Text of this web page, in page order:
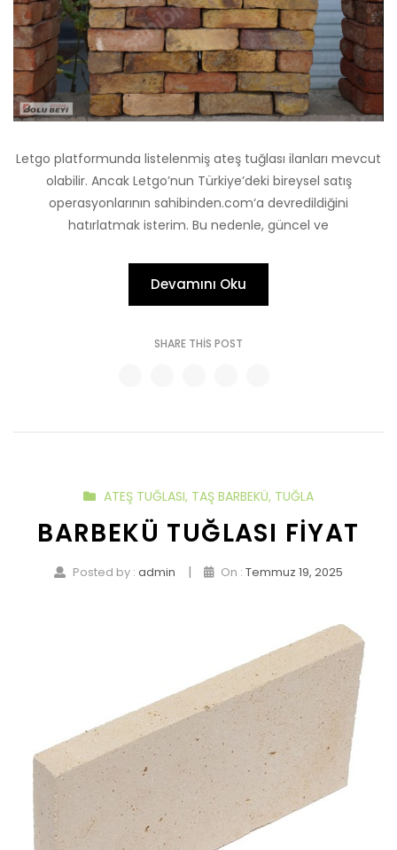
Letgo platformunda listelenmiş ateş tuğlası ilanları mevcut
olabilir. Ancak Letgo’nun Türkiye’deki bireysel satış
operasyonlarının sahibinden.com‘a devredildiğini
hatırlatmak isterim. Bu nedenle, güncel ve
Devamını Oku
SHARE THIS POST
ATEŞ TUĞLASI, TAŞ BARBEKÜ, TUĞLA
BARBEKÜ TUĞLASI FIYAT
Posted by : admin | On : Temmuz 19, 2025